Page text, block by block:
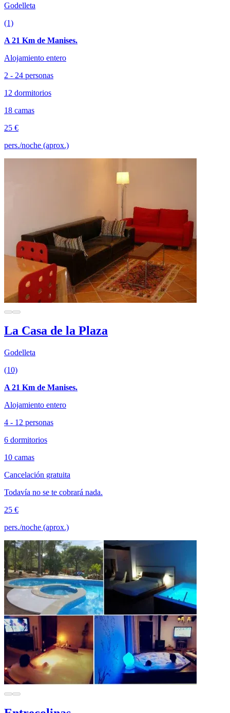
Godelleta
(1)
A 21 Km de Manises.
Alojamiento entero
2 - 24 personas
12 dormitorios
18 camas
25 €
pers./noche (aprox.)
La Casa de la Plaza
Godelleta
(10)
A 21 Km de Manises.
Alojamiento entero
4 - 12 personas
6 dormitorios
10 camas
Cancelación gratuita
Todavía no se te cobrará nada.
25 €
pers./noche (aprox.)